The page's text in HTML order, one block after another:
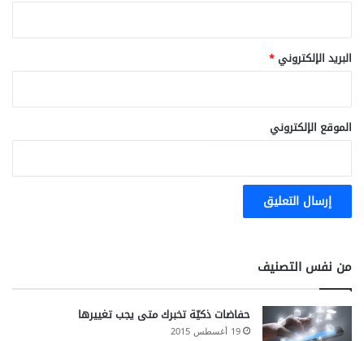
البريد الإلكتروني*
الموقع الإلكتروني
من نفس التصنيف
حفاضات ذكيّة تخبرك متى يجب تغييرها
19 أغسطس 2015